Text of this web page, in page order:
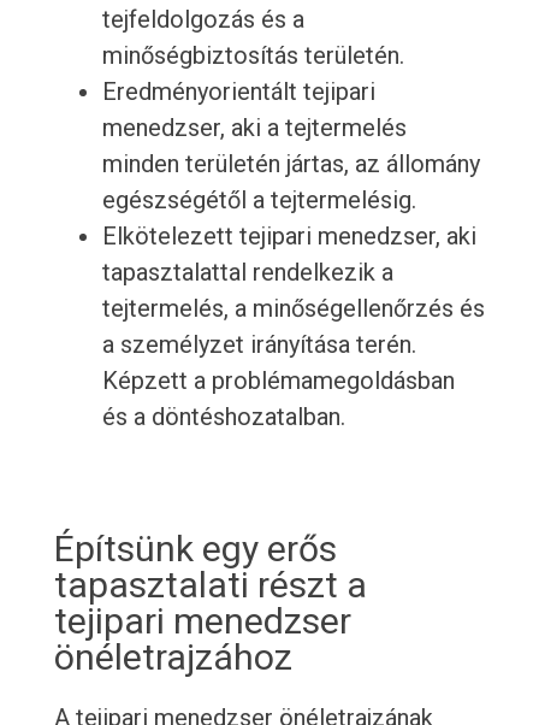
tejfeldolgozás és a
minőségbiztosítás területén.
Eredményorientált tejipari
menedzser, aki a tejtermelés
minden területén jártas, az állomány
egészségétől a tejtermelésig.
Elkötelezett tejipari menedzser, aki
tapasztalattal rendelkezik a
tejtermelés, a minőségellenőrzés és
a személyzet irányítása terén.
Képzett a problémamegoldásban
és a döntéshozatalban.
Építsünk egy erős
tapasztalati részt a
tejipari menedzser
önéletrajzához
A tejipari menedzser önéletrajzának